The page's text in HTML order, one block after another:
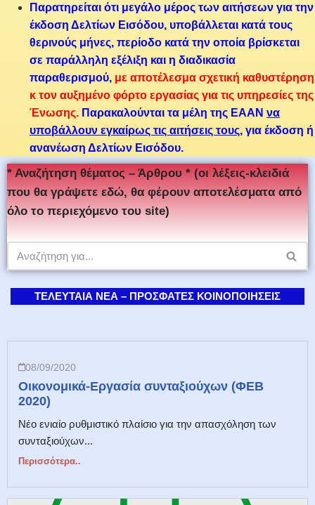
Παρατηρείται ότι μεγάλο μέρος των αιτήσεων για την
έκδοση Δελτίων Εισόδου, υποβάλλεται κατά τους
θερινούς μήνες, περίοδο κατά την οποία βρίσκεται
σε παράλληλη εξέλιξη και η διαδικασία
παραθερισμού, με αποτέλεσμα σχετική καθυστέρηση
κ τον αυξημένο φόρτο εργασίας για τις υπηρεσίες της
Ένωσης. Παρακαλούνται τα μέλη της ΕΑΑΝ να
υποβάλλουν εγκαίρως τις αιτήσεις τους, για έκδοση ή
ανανέωση Δελτίων Εισόδου.
* Αναζήτηση θέματος – Άρθρου * (οι λέξεις-κλειδιά
που θα γράψετε εδώ, θα φέρουν αποτελέσματα από
όλο το περιεχόμενο του site)
ΤΕΛΕΥΤΑΙΑ ΝΕΑ – ΠΡΟΣΦΑΤΕΣ ΚΟΙΝΟΠΟΙΗΣΕΙΣ
08/09/2020
Οικονομικά-Εργασία συνταξιούχων (ΦΕΒ
2020)
Νέο ενιαίο ρυθμιστικό πλαίσιο για την απασχόληση των
συνταξιούχων...
Περισσότερα..